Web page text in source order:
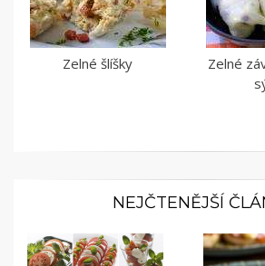
Zelné šlíšky
Zelné
NEJČTENĚJŠÍ